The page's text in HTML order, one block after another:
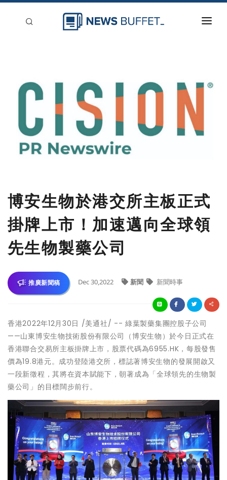
登入
博安生物於港交所主板正式
掛牌上市！加速邁向全球領
先生物製藥公司
推廣新聞稿 Dec 30,2022 新聞 新聞時事
香港2022年12月30日 /美通社/ -- 綠葉製藥集團控股子公司
——山東博安生物技術股份有限公司（博安生物）於今日正式在
香港聯合交易所主板掛牌上市，股票代碼為6955.HK，每股發售
價為19.8港元。成功登陸港交所，標誌著博安生物的發展開啟又
一段新徵程，其將在資本賦能下，朝著成為「全球領先的生物製
藥公司」的目標闊步前行。